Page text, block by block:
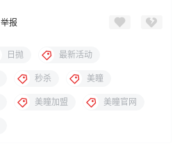
举报
日抛 最新活动
秒杀 美瞳
美瞳加盟 美瞳官网